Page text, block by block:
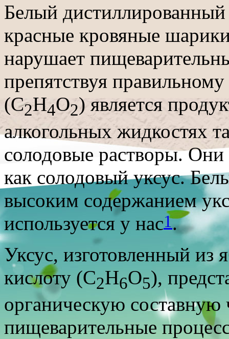
Белый
красные кровяные
нарушает
препятствуя
(С2Н4О2) является
алкогольных жидкостях
солодовые растворы.
как солодовый уксус.
высоким содержанием
используется у нас1.
Уксус, изготовленный из
кислоту (С2Н6О5),
органическую
пищеварительные